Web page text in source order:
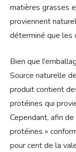
matières grasses
proviennent
déterminé que les
Bien que
Source naturelle
produit contient
protéines qui
Cependant, afin
protéines »
pour cent de la